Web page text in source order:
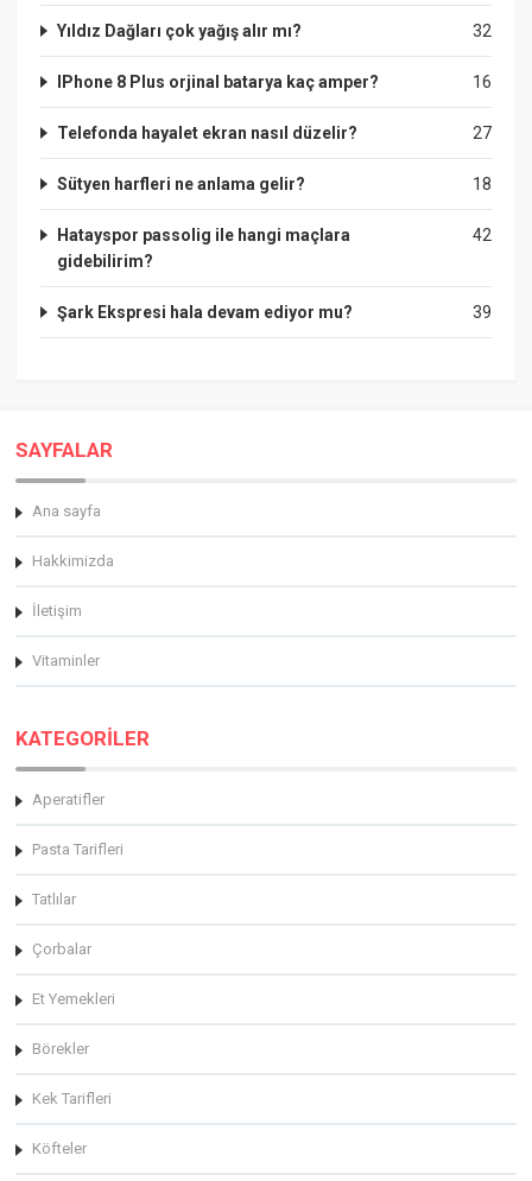
32
Yıldız Dağları çok yağış alır mı?
16
IPhone 8 Plus orjinal batarya kaç amper?
27
Telefonda hayalet ekran nasıl düzelir?
18
Sütyen harfleri ne anlama gelir?
42
Hatayspor passolig ile hangi maçlara
gidebilirim?
39
Şark Ekspresi hala devam ediyor mu?
SAYFALAR
Ana sayfa
Hakkimizda
İletişim
Vitaminler
KATEGORİLER
Aperatifler
Pasta Tarifleri
Tatlılar
Çorbalar
Et Yemekleri
Börekler
Kek Tarifleri
Köfteler